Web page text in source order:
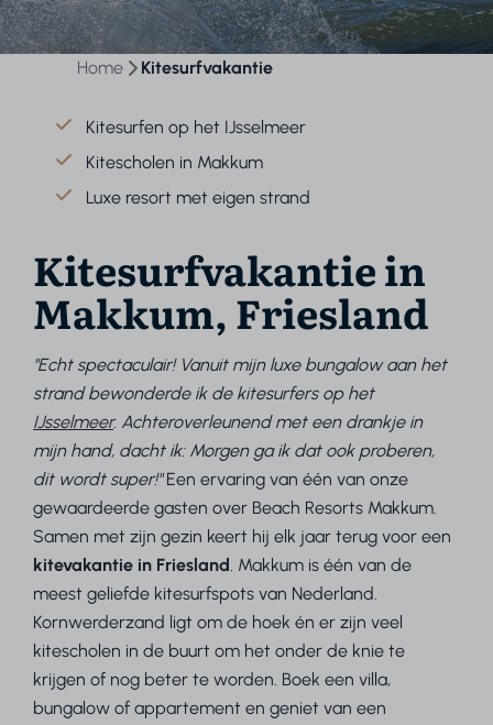
Home Kitesurfvakantie
Kitesurfen op het IJsselmeer
Kitescholen in Makkum
Luxe resort met eigen strand
Kitesurfvakantie in
Makkum, Friesland
"Echt spectaculair! Vanuit mijn luxe bungalow aan het
strand bewonderde ik de kitesurfers op het
IJsselmeer. Achteroverleunend met een drankje in
mijn hand, dacht ik: Morgen ga ik dat ook proberen,
dit wordt super!"Een ervaring van één van onze
gewaardeerde gasten over Beach Resorts Makkum.
Samen met zijn gezin keert hij elk jaar terug voor een
kitevakantie in Friesland. Makkum is één van de
meest geliefde kitesurfspots van Nederland.
Kornwerderzand ligt om de hoek én er zijn veel
kitescholen in de buurt om het onder de knie te
krijgen of nog beter te worden. Boek een villa,
bungalow of appartement en geniet van een